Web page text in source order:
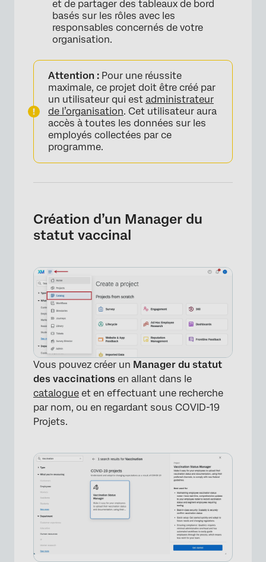
statut des vaccinations
“Service web “Mise à jour du statut vaccinal
FAQs
et de partager des tableaux de bord
basés sur les rôles avec les
responsables concernés de votre
organisation.
Attention : Pour une réussite
maximale, ce projet doit être créé par
un utilisateur qui est administrateur
de l’organisation. Cet utilisateur aura
accès à toutes les données sur les
employés collectées par ce
programme.
Création d’un Manager du
statut vaccinal
Vous pouvez créer un Manager du statut
des vaccinations en allant dans le
catalogue et en effectuant une recherche
par nom, ou en regardant sous COVID-19
Projets.